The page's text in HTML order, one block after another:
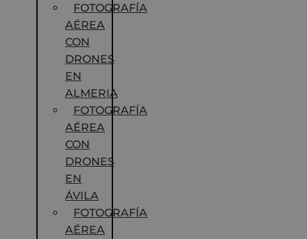
FOTOGRAFÍA
AÉREA
CON
DRONES
EN
ALMERIA
FOTOGRAFÍA
AÉREA
CON
DRONES
EN
ÁVILA
FOTOGRAFÍA
AÉREA